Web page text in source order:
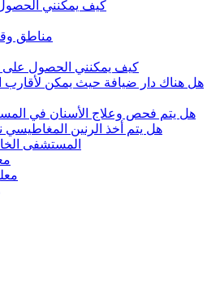
كيف يمكنني
مناطق
كيف يمكنني الحصول
هل هناك دار ضيافة حيث يمكن لأقارب
هل يتم فحص وعلاج الأسنان في
هل يتم أخذ الرنين المغاطيسي
المستشفى